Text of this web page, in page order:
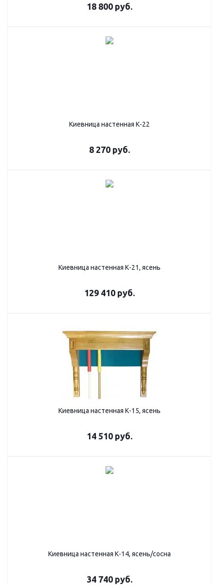
18 800 руб.
Киевница настенная К-22
8 270 руб.
Киевница настенная К-21, ясень
129 410 руб.
Киевница настенная К-15, ясень
14 510 руб.
Киевница настенная К-14, ясень/сосна
34 740 руб.